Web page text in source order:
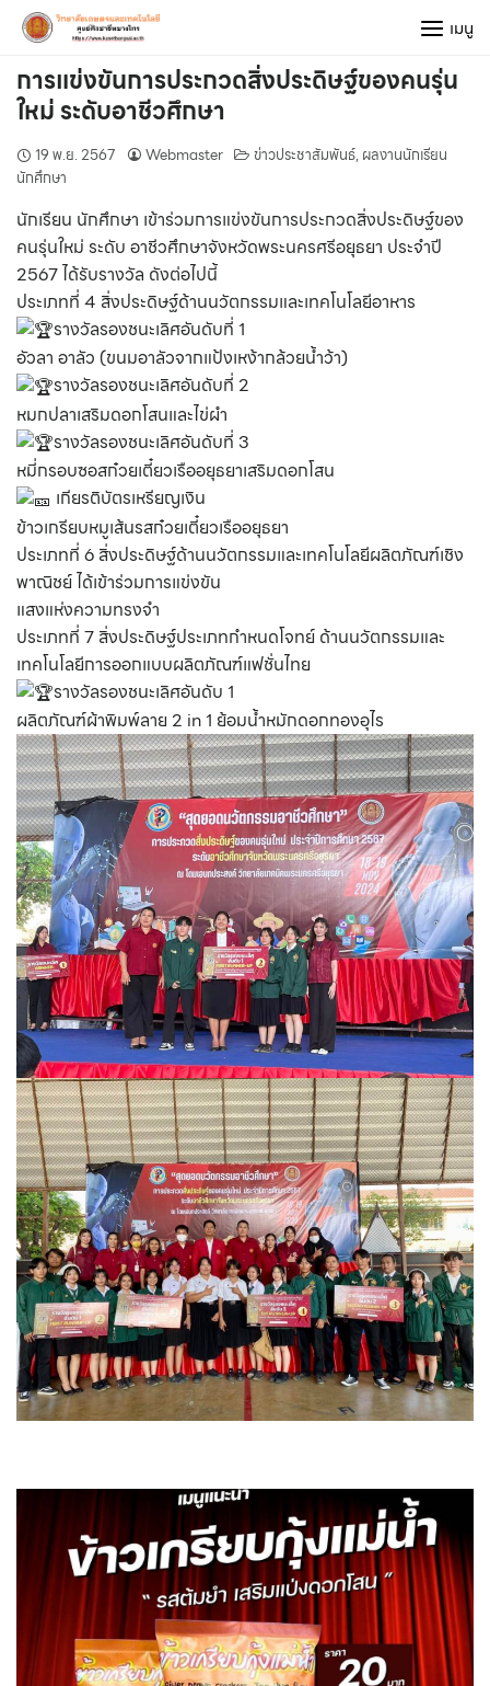
Skip
content
เมนู
การแข่งขันการประกวดสิ่งประดิษฐ์ของคนรุ่น
ใหม่ ระดับอาชีวศึกษา
19 พ.ย. 2567 Webmaster ข่าวประชาสัมพันธ์,ผลงานนักเรียน
นักศึกษา
นักเรียน นักศึกษา เข้าร่วมการแข่งขันการประกวดสิ่งประดิษฐ์ของ
คนรุ่นใหม่ ระดับ อาชีวศึกษาจังหวัดพระนครศรีอยุธยา ประจำปี
2567 ได้รับรางวัล ดังต่อไปนี้
ประเภทที่ 4 สิ่งประดิษฐ์ด้านนวัตกรรมและเทคโนโลยีอาหาร
รางวัลรองชนะเลิศอันดับที่ 1
อัวลา อาลัว (ขนมอาลัวจากแป้งเหง้ากล้วยน้ำว้า)
รางวัลรองชนะเลิศอันดับที่ 2
หมกปลาเสริมดอกโสนและไข่ผำ
รางวัลรองชนะเลิศอันดับที่ 3
หมี่กรอบซอสก๋วยเตี๋ยวเรืออยุธยาเสริมดอกโสน
เกียรติบัตรเหรียญเงิน
ข้าวเกรียบหมูเส้นรสก๋วยเตี๋ยวเรืออยุธยา
ประเภทที่ 6 สิ่งประดิษฐ์ด้านนวัตกรรมและเทคโนโลยีผลิตภัณฑ์เชิง
พาณิชย์ ได้เข้าร่วมการแข่งขัน
แสงแห่งความทรงจำ
ประเภทที่ 7 สิ่งประดิษฐ์ประเภทกำหนดโจทย์ ด้านนวัตกรรมและ
เทคโนโลยีการออกแบบผลิตภัณฑ์แฟชั่นไทย
รางวัลรองชนะเลิศอันดับ 1
ผลิตภัณฑ์ผ้าพิมพ์ลาย 2 in 1 ย้อมน้ำหมักดอกทองอุไร